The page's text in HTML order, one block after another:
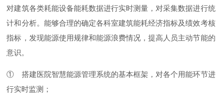
对建筑各类耗能设备能耗数据进行实时测量，对采集数据进行统
计和分析。能够合理的确定各科室建筑能耗经济指标及绩效考核
指标，发现能源使用规律和能源浪费情况，提高人员主动节能的
意识。
① 搭建医院智慧能源管理系统的基本框架，对各个用能环节进
行实时监测；